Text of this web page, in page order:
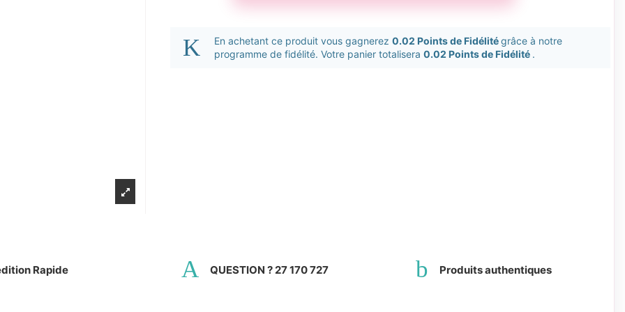
En achetant ce produit vous gagnerez 0.02 Points de Fidélitégrâce à notre
programme de fidélité. Votre panier totalisera 0.02 Points de Fidélité .
Rapide QUESTION ? 27 170 727 Produits authentiques